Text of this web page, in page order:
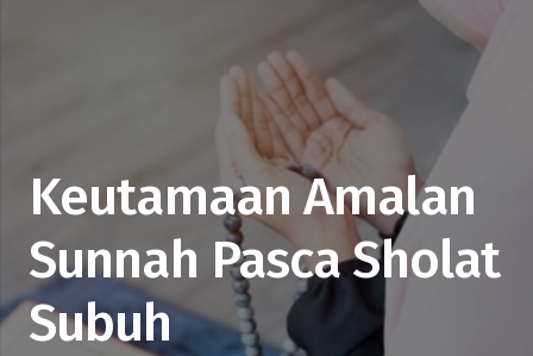
Keutamaan Amalan
Sunnah Pasca Sholat
Subuh